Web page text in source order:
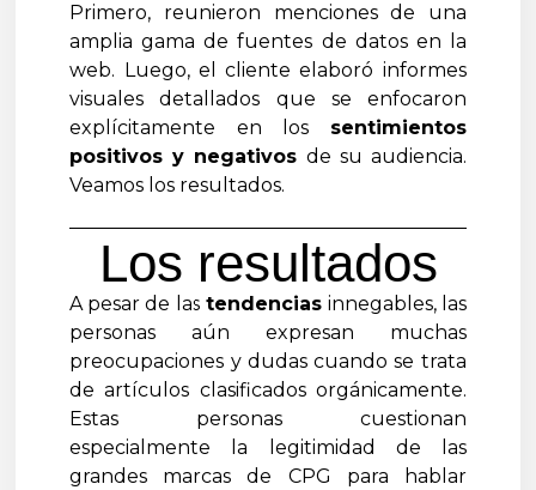
Primero, reunieron menciones de una
amplia gama de fuentes de datos en la
web. Luego, el cliente elaboró ​​informes
visuales detallados que se enfocaron
explícitamente en los sentimientos
positivos y negativos de su audiencia.
Veamos los resultados.
Los resultados
A pesar de las tendencias innegables, las
personas aún expresan muchas
preocupaciones y dudas cuando se trata
de artículos clasificados orgánicamente.
Estas personas cuestionan
especialmente la legitimidad de las
grandes marcas de CPG para hablar